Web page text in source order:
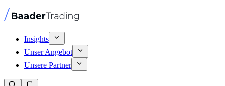
Insights
Unser Angebot
Unsere Partner